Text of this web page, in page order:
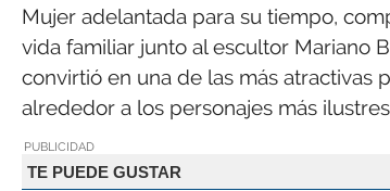
Mujer adelantada para su tiempo,
vida familiar junto al escultor Mariano
convirtió en una de las más atractivas
alrededor a los personajes más
PUBLICIDAD
TE PUEDE GUSTAR